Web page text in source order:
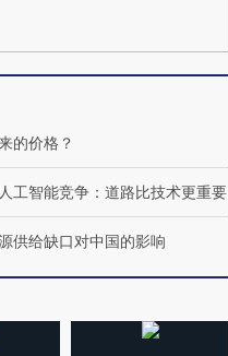
的价格？
工智能竞争：道路比技术更重要
供给缺口对中国的影响